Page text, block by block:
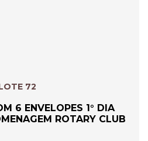
72
6 ENVELOPES 1° DIA
ROTARY CLUB